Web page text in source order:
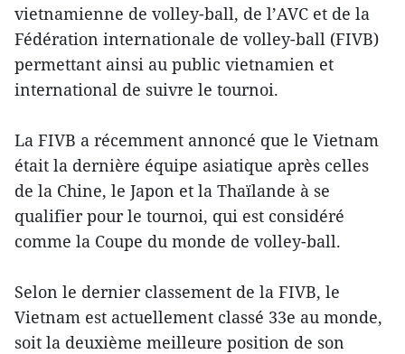
vietnamienne de volley-ball, de l’AVC et de la
Fédération internationale de volley-ball (FIVB)
permettant ainsi au public vietnamien et
international de suivre le tournoi.
La FIVB a récemment annoncé que le Vietnam
était la dernière équipe asiatique après celles
de la Chine, le Japon et la Thaïlande à se
qualifier pour le tournoi, qui est considéré
comme la Coupe du monde de volley-ball.
Selon le dernier classement de la FIVB, le
Vietnam est actuellement classé 33e au monde,
soit la deuxième meilleure position de son